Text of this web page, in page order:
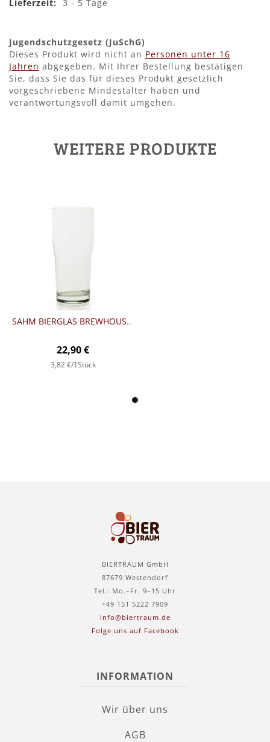
3 - 5 Tage
Jugendschutzgesetz (JuSchG)
Dieses Produkt wird nicht an Personen unter 16
Jahren abgegeben. Mit Ihrer Bestellung bestätigen
Sie, dass Sie das für dieses Produkt gesetzlich
vorgeschriebene Mindestalter haben und
verantwortungsvoll damit umgehen.
WEITERE PRODUKTE
SAHM BIERGLAS BREWHOUSE (0,3 LTR) - 6 STÜCK
22,90 €
3,82 €/1Stück
BIERTRAUM GmbH
87679 Westendorf
Tel.: Mo.–Fr. 9–15 Uhr
+49 151 5222 7909
info@biertraum.de
Folge uns auf Facebook
INFORMATION
Wir über uns
AGB